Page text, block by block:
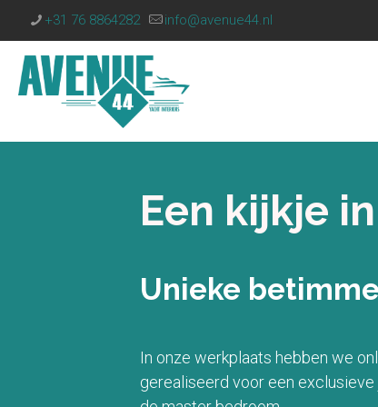
+31 76 8864282 info@avenue44.nl
Een kijkje
Unieke
In onze werkplaats hebben we
gerealiseerd voor een exclusieve